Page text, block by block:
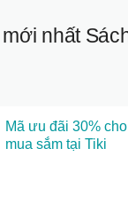
nhất
Mã ưu đãi 30%
mua sắm tại Tiki